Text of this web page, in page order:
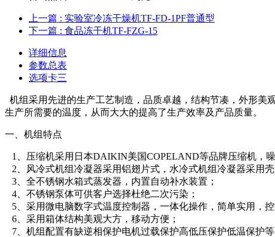
上一篇 : 实验室冷冻干燥机TF-FD-1PF普通型
下一篇 : 食品冻干机TF-FZG-15
详细信息
参数总表
选项卡三
机组采用先进的生产工艺制造，品质卓越，结构节凑，外形
生产所需要的温度，从而大大的提高了生产效率及产品质量。
一、机组特点
1、压缩机采用日本DAIKIN美国COPELAND等品牌压缩机，噪
2、风冷式机组冷凝器采用铝翅片式，水冷式机组冷凝器采用壳
3、全不锈钢水箱式蒸发器，内置自动补水装置；
4、不锈钢泵体可供客户选择杜绝二次污染；
5、采用微电脑数字式温度控制器，一体化操作，简单实用，控
6、采用箱体结构美观大方，移动方便；
7、机组配置有缺逆相保护电机过载保护高低压保护低温保护等